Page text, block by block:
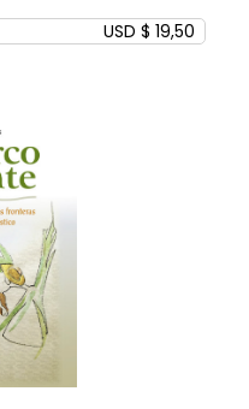
USD $ 19,50